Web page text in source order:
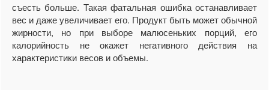
съесть больше. Такая фатальная ошибка останавливает
вес и даже увеличивает его. Продукт быть может обычной
жирности, но при выборе малюсеньких порций, его
калорийность не окажет негативного действия на
характеристики весов и объемы.